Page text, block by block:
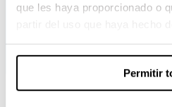
que les haya proporcionado o
Permitir